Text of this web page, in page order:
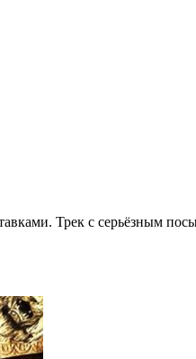
Трек с серьёзным